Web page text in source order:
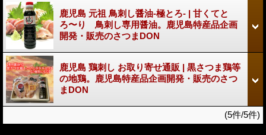
鹿児島 元祖 鳥刺し醤油-極とろ- | 甘くてと
ろ〜り 鳥刺し専用醤油。鹿児島特産品企画
開発・販売のさつまDON
鹿児島 鶏刺し お取り寄せ通販 | 黒さつま鶏等
の地鶏。鹿児島特産品企画開発・販売のさつ
まDON
(5件/5件)